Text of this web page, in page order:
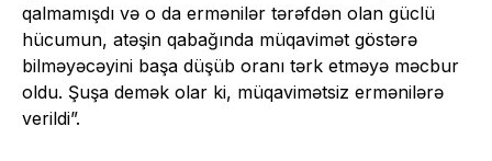
qalmamışdı və o da ermənilər tərəfdən olan güclü
hücumun, atəşin qabağında müqavimət göstərə
bilməyəcəyini başa düşüb oranı tərk etməyə məcbur
oldu. Şuşa demək olar ki, müqavimətsiz ermənilərə
verildi”.